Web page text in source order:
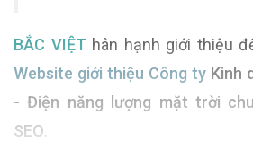
BẮC VIỆT hân hạnh giới thiệu
Website giới thiệu Công ty Kinh
- Điện năng lượng mặt trời
SEO.